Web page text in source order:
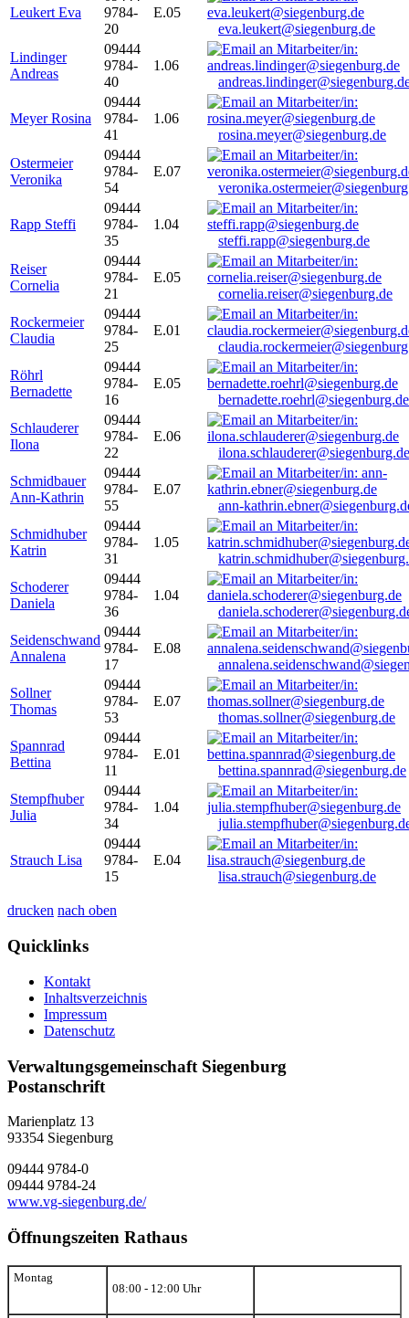
Leukert Eva
9784-
20
E.05
eva.leukert@siegenburg.de
Lindinger
Andreas
09444
9784-
40
1.06
Meyer Rosina
09444
9784-
41
1.06
rosina.meyer@siegenburg.de
Ostermeier
Veronika
09444
9784-
54
E.07
Rapp Steffi
09444
9784-
35
1.04
steffi.rapp@siegenburg.de
Reiser
Cornelia
09444
9784-
21
E.05
cornelia.reiser@siegenburg.de
Rockermeier
Claudia
09444
9784-
25
E.01
Röhrl
Bernadette
09444
9784-
16
E.05
bernadette.roehrl@siegenburg.de
Schlauderer
Ilona
09444
9784-
22
E.06
ilona.schlauderer@siegenburg.de
Schmidbauer
Ann-Kathrin
09444
9784-
55
E.07
ann-
Schmidhuber
Katrin
09444
9784-
31
1.05
Schoderer
Daniela
09444
9784-
36
1.04
Seidenschwand
Annalena
09444
9784-
17
E.08
Sollner
Thomas
09444
9784-
53
E.07
thomas.sollner@siegenburg.de
Spannrad
Bettina
09444
9784-
11
E.01
bettina.spannrad@siegenburg.de
Stempfhuber
Julia
09444
9784-
34
1.04
Strauch Lisa
09444
9784-
15
E.04
lisa.strauch@siegenburg.de
drucken nach oben
Quicklinks
Kontakt
Inhaltsverzeichnis
Impressum
Datenschutz
Verwaltungsgemeinschaft Siegenburg
Postanschrift
Marienplatz 13
93354 Siegenburg
09444 9784-0
09444 9784-24
www.vg-siegenburg.de/
Öffnungszeiten Rathaus
Montag
08:00 - 12:00 Uhr